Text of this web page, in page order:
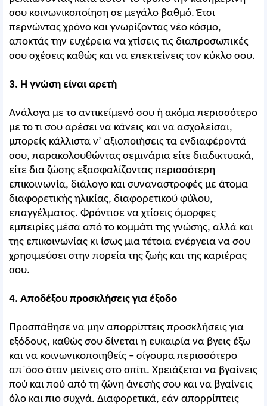
σου κοινωνικοποίηση σε μεγάλο βαθμό. Έτσι
περνώντας χρόνο και γνωρίζοντας νέο κόσμο,
αποκτάς την ευχέρεια να χτίσεις τις διαπροσωπικές
σου σχέσεις καθώς και να επεκτείνεις τον κύκλο σου.
3. Η γνώση είναι αρετή
Ανάλογα με το αντικείμενό σου ή ακόμα περισσότερο
με το τι σου αρέσει να κάνεις και να ασχολείσαι,
μπορείς κάλλιστα ν’ αξιοποιήσεις τα ενδιαφέροντά
σου, παρακολουθώντας σεμινάρια είτε διαδικτυακά,
είτε δια ζώσης εξασφαλίζοντας περισσότερη
επικοινωνία, διάλογο και συναναστροφές με άτομα
διαφορετικής ηλικίας, διαφορετικού φύλου,
επαγγέλματος. Φρόντισε να χτίσεις όμορφες
εμπειρίες μέσα από το κομμάτι της γνώσης, αλλά και
της επικοινωνίας κι ίσως μια τέτοια ενέργεια να σου
χρησιμεύσει στην πορεία της ζωής και της καριέρας
σου.
4. Αποδέξου προσκλήσεις για έξοδο
Προσπάθησε να μην απορρίπτεις προσκλήσεις για
εξόδους, καθώς σου δίνεται η ευκαιρία να βγεις έξω
και να κοινωνικοποιηθείς – σίγουρα περισσότερο
απ΄όσο όταν μείνεις στο σπίτι. Χρειάζεται να βγαίνεις
πού και πού από τη ζώνη άνεσής σου και να βγαίνεις
όλο και πιο συχνά. Διαφορετικά, εάν απορρίπτεις